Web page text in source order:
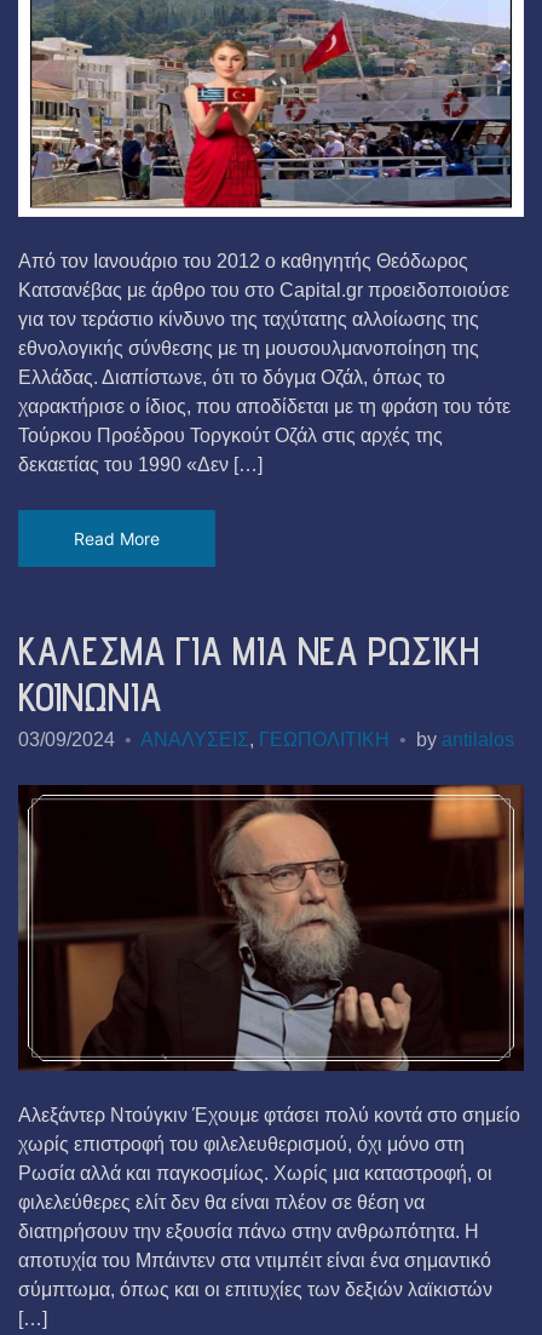
Από τον Ιανουάριο του 2012 ο καθηγητής Θεόδωρος
Κατσανέβας με άρθρο του στο Capital.gr προειδοποιούσε
για τον τεράστιο κίνδυνο της ταχύτατης αλλοίωσης της
εθνολογικής σύνθεσης με τη μουσουλμανοποίηση της
Ελλάδας. Διαπίστωνε, ότι το δόγμα Οζάλ, όπως το
χαρακτήρισε ο ίδιος, που αποδίδεται με τη φράση του τότε
Τούρκου Προέδρου Τοργκούτ Οζάλ στις αρχές της
δεκαετίας του 1990 «Δεν […]
Read More
ΚΑΛΕΣΜΑ ΓΙΑ ΜΙΑ ΝΕΑ ΡΩΣΙΚΗ
ΚΟΙΝΩΝΙΑ
03/09/2024 ΑΝΑΛΥΣΕΙΣ, ΓΕΩΠΟΛΙΤΙΚΗ by antilalos
Αλεξάντερ Ντούγκιν Έχουμε φτάσει πολύ κοντά στο σημείο
χωρίς επιστροφή του φιλελευθερισμού, όχι μόνο στη
Ρωσία αλλά και παγκοσμίως. Χωρίς μια καταστροφή, οι
φιλελεύθερες ελίτ δεν θα είναι πλέον σε θέση να
διατηρήσουν την εξουσία πάνω στην ανθρωπότητα. Η
αποτυχία του Μπάιντεν στα ντιμπέιτ είναι ένα σημαντικό
σύμπτωμα, όπως και οι επιτυχίες των δεξιών λαϊκιστών
[…]